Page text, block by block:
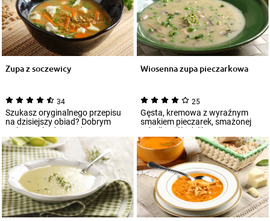
Zupa z soczewicy
34
Szukasz oryginalnego przepisu
na dzisiejszy obiad? Dobrym
wyborem będzie podawana na
gorąco zupa...
Wiosenna zupa pieczarkowa
25
Gęsta, kremowa z wyraźnym
smakiem pieczarek, smażonej
cebulki, ziół i delikatnego
zielonego grosz...